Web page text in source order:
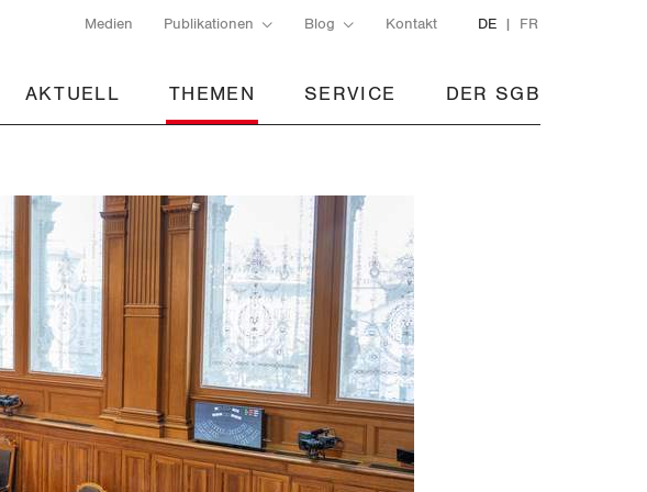
Medien Publikationen Blog Kontakt DE FR
AKTUELL THEMEN SERVICE DER SGB